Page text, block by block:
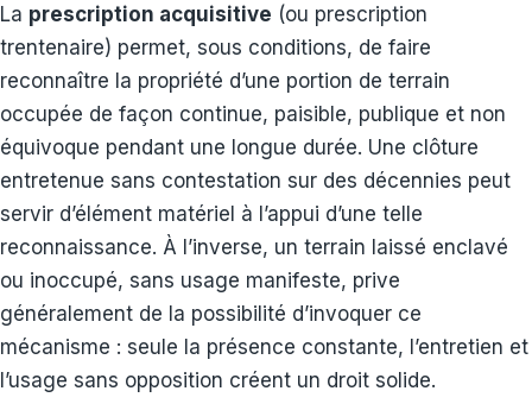
La prescription acquisitive (ou prescription
trentenaire) permet, sous conditions, de faire
reconnaître la propriété d’une portion de terrain
occupée de façon continue, paisible, publique et non
équivoque pendant une longue durée. Une clôture
entretenue sans contestation sur des décennies peut
servir d’élément matériel à l’appui d’une telle
reconnaissance. À l’inverse, un terrain laissé enclavé
ou inoccupé, sans usage manifeste, prive
généralement de la possibilité d’invoquer ce
mécanisme : seule la présence constante, l’entretien et
l’usage sans opposition créent un droit solide.